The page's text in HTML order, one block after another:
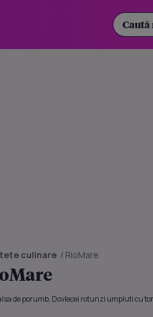
culinare/ RioMare
de porumb, Dovlecei rotunzi umpluti cu